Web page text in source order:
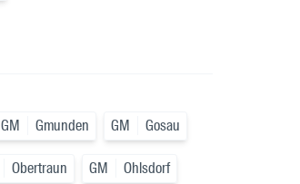
GM Gmunden GM Gosau
Obertraun GM Ohlsdorf